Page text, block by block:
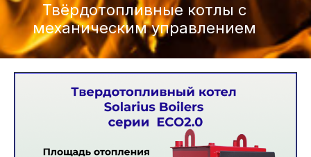
Твёрдотопливные котлы с
механическим управлением